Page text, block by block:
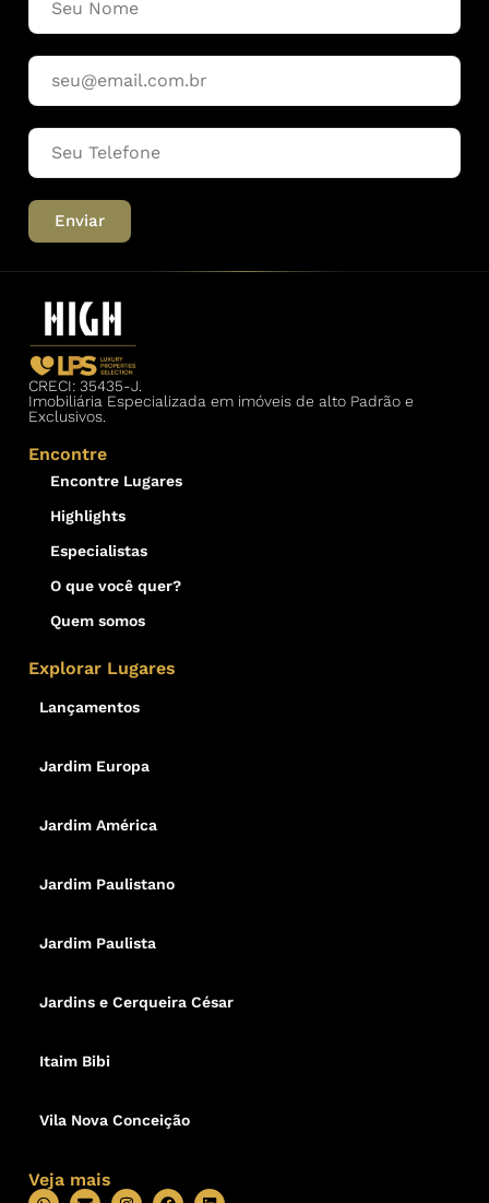
Enviar
CRECI: 35435-J.
Imobiliária Especializada em imóveis de alto Padrão e
Exclusivos.
Encontre
Encontre Lugares
Highlights
Especialistas
O que você quer?
Quem somos
Explorar Lugares
Lançamentos
Jardim Europa
Jardim América
Jardim Paulistano
Jardim Paulista
Jardins e Cerqueira César
Itaim Bibi
Vila Nova Conceição
Veja mais